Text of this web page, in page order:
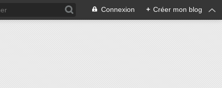
Connexion + Créer mon blog